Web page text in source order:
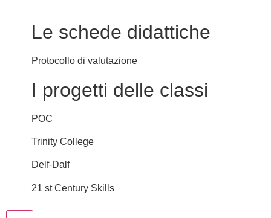
Le schede didattiche
Protocollo di valutazione
I progetti delle classi
POC
Trinity College
Delf-Dalf
21 st Century Skills